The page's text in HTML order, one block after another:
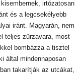
irtózatosan
és a legcsekélyebb
iránt. Magyarán, nem
teljes zűrzavara, most
bombázza a tisztel
által mindennaposan
takarítják az utcákat,